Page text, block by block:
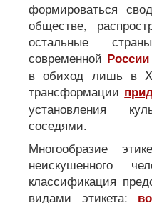
формироваться
обществе,
остальные
современной России
в обиход лишь в
трансформации
установления
соседями.
Многообразие
неискушенного
классификация
видами этикета: